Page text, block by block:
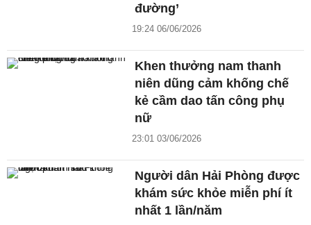
đường’
19:24 06/06/2026
Khen thưởng nam thanh
niên dũng cảm khống chế
kẻ cầm dao tấn công phụ
nữ
23:01 03/06/2026
Người dân Hải Phòng được
khám sức khỏe miễn phí ít
nhất 1 lần/năm